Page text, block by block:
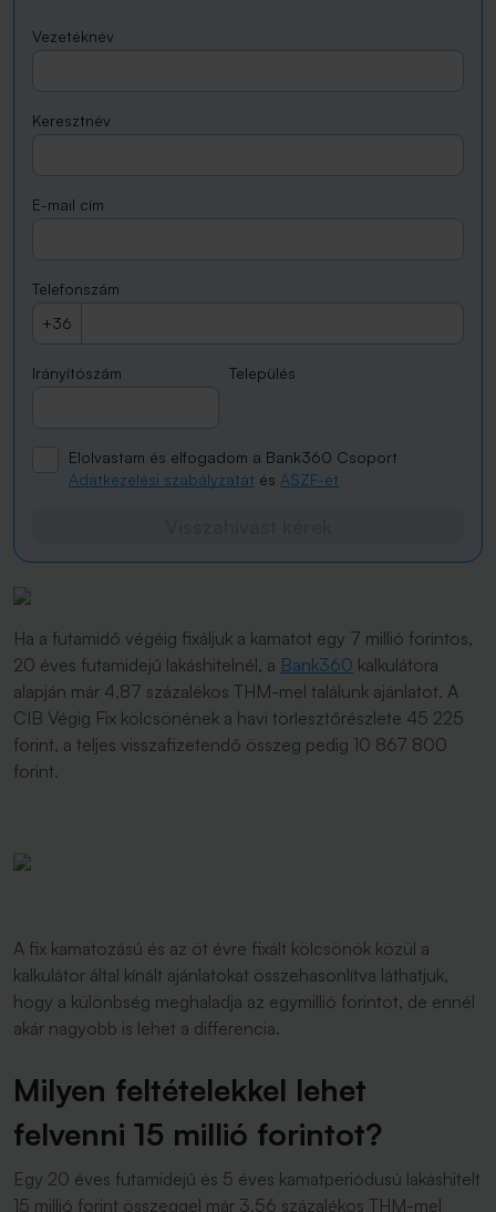
Vezetéknév
Keresztnév
E-mail cím
Telefonszám
+36
Irányítószám Település
Elolvastam és elfogadom a Bank360 Csoport
Adatkezelési szabályzatát és ÁSZF-ét
Ha a futamidő végéig fixáljuk a kamatot egy 7 millió forintos,
20 éves futamidejű lakáshitelnél, a Bank360 kalkulátora
alapján már 4,87 százalékos THM-mel találunk ajánlatot. A
CIB Végig Fix kölcsönének a havi törlesztőrészlete 45 225
forint, a teljes visszafizetendő összeg pedig 10 867 800
forint.
A fix kamatozású és az öt évre fixált kölcsönök közül a
kalkulátor által kínált ajánlatokat összehasonlítva láthatjuk,
hogy a különbség meghaladja az egymillió forintot, de ennél
akár nagyobb is lehet a differencia.
Milyen feltételekkel lehet
felvenni 15 millió forintot?
Egy 20 éves futamidejű és 5 éves kamatperiódusú lakáshitelt
15 millió forint összeggel már 3,56 százalékos THM-mel